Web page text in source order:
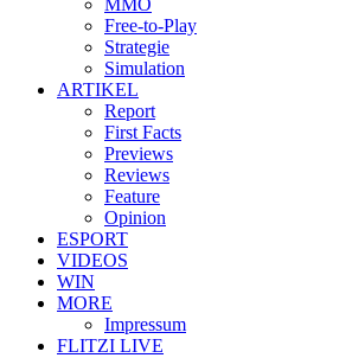
MMO
Free-to-Play
Strategie
Simulation
ARTIKEL
Report
First Facts
Previews
Reviews
Feature
Opinion
ESPORT
VIDEOS
WIN
MORE
Impressum
FLITZI LIVE